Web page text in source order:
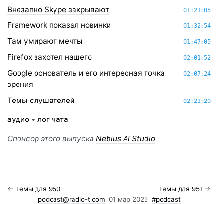
01:21:05
Внезапно Skype закрывают
01:32:54
Framework показал новинки
01:47:05
Там умирают мечты
02:01:52
Firefox захотел нашего
02:07:24
Google основатель и его интересная точка
зрения
02:23:20
Темы слушателей
аудио • лог чата
Спонсор этого выпуска Nebius Al Studio
← Темы для 950 Темы для 951 →
podcast@radio-t.com 01 мар 2025 #podcast